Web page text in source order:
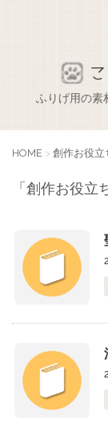
ふりげ用の素
HOME > 創作お役立
「創作お役立